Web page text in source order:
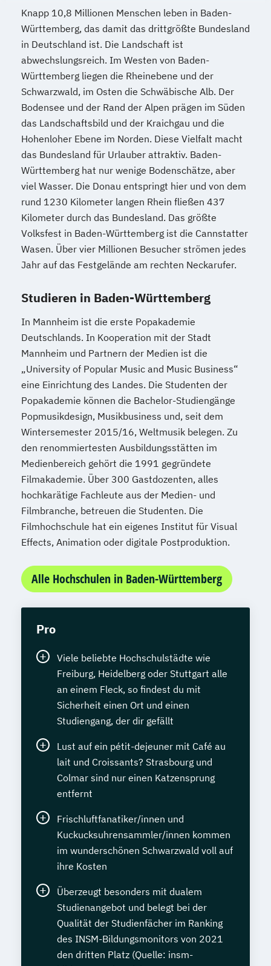
Knapp 10,8 Millionen Menschen leben in Baden-
Württemberg, das damit das drittgrößte Bundesland
in Deutschland ist. Die Landschaft ist
abwechslungsreich. Im Westen von Baden-
Württemberg liegen die Rheinebene und der
Schwarzwald, im Osten die Schwäbische Alb. Der
Bodensee und der Rand der Alpen prägen im Süden
das Landschaftsbild und der Kraichgau und die
Hohenloher Ebene im Norden. Diese Vielfalt macht
das Bundesland für Urlauber attraktiv. Baden-
Württemberg hat nur wenige Bodenschätze, aber
viel Wasser. Die Donau entspringt hier und von dem
rund 1230 Kilometer langen Rhein fließen 437
Kilometer durch das Bundesland. Das größte
Volksfest in Baden-Württemberg ist die Cannstatter
Wasen. Über vier Millionen Besucher strömen jedes
Jahr auf das Festgelände am rechten Neckarufer.
Studieren in Baden-Württemberg
In Mannheim ist die erste Popakademie
Deutschlands. In Kooperation mit der Stadt
Mannheim und Partnern der Medien ist die
„University of Popular Music and Music Business“
eine Einrichtung des Landes. Die Studenten der
Popakademie können die Bachelor-Studiengänge
Popmusikdesign, Musikbusiness und, seit dem
Wintersemester 2015/16, Weltmusik belegen. Zu
den renommiertesten Ausbildungsstätten im
Medienbereich gehört die 1991 gegründete
Filmakademie. Über 300 Gastdozenten, alles
hochkarätige Fachleute aus der Medien- und
Filmbranche, betreuen die Studenten. Die
Filmhochschule hat ein eigenes Institut für Visual
Effects, Animation oder digitale Postproduktion.
Alle Hochschulen in Baden-Württemberg
Pro
Viele beliebte Hochschulstädte wie
Freiburg, Heidelberg oder Stuttgart alle
an einem Fleck, so findest du mit
Sicherheit einen Ort und einen
Studiengang, der dir gefällt
Lust auf ein pétit-dejeuner mit Café au
lait und Croissants? Strasbourg und
Colmar sind nur einen Katzensprung
entfernt
Frischluftfanatiker/innen und
Kuckucksuhrensammler/innen kommen
im wunderschönen Schwarzwald voll auf
ihre Kosten
Überzeugt besonders mit dualem
Studienangebot und belegt bei der
Qualität der Studienfächer im Ranking
des INSM-Bildungsmonitors von 2021
den dritten Platz (Quelle: insm-